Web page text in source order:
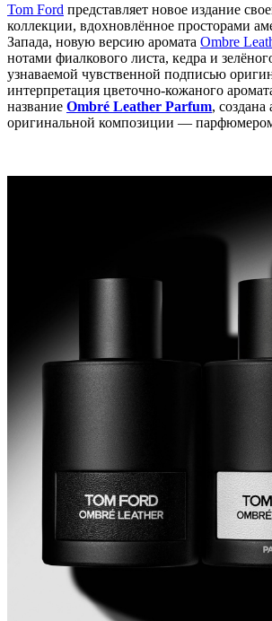
Tom Ford представляет новое издание
коллекции, вдохновлённое просторами
Запада, новую версию аромата Ombre
нотами фиалкового листа, кедра и
узнаваемой чувственной подписью
интерпретация цветочно-кожаного
название Ombré Leather Parfum, создана
оригинальной композиции —